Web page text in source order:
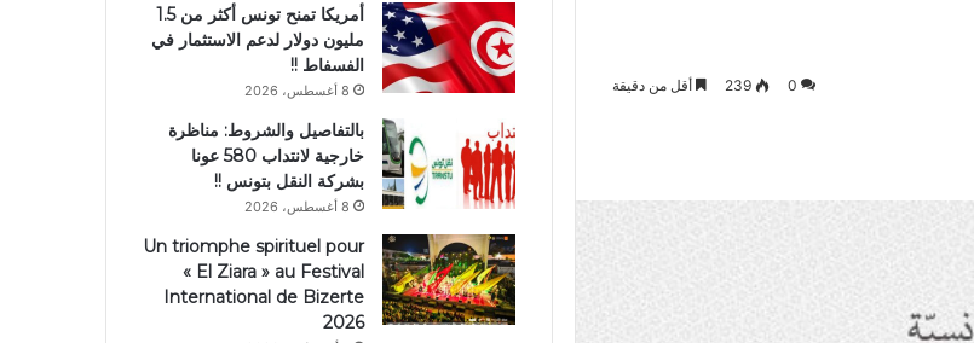
0
239 أقل من دقيقة
أمريكا تمنح تونس أكثر من 1.5
مليون دولار لدعم الاستثمار في
الفسفاط !!
8 أغسطس، 2026
بالتفاصيل والشروط: مناظرة
خارجية لانتداب 580 عونا
بشركة النقل بتونس !!
8 أغسطس، 2026
Un triomphe spirituel pour
« El Ziara » au Festival
International de Bizerte
2026